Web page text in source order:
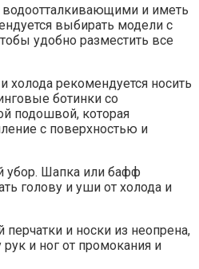
и иметь
выбирать модели с
удобно разместить все
холода рекомендуется носить
ботинки со
подошвой, которая
с поверхностью и
убор. Шапка или бафф
голову и уши от холода и
перчатки и носки из неопрена,
и ног от промокания и